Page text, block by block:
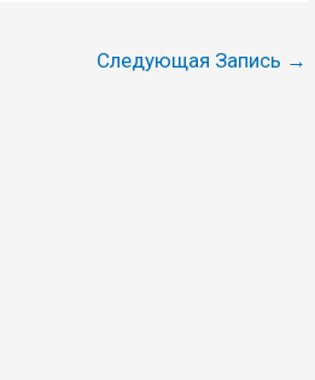
Следующая Запись →